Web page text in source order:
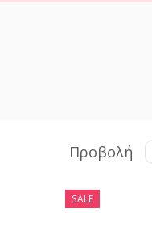
Προβολή
SALE